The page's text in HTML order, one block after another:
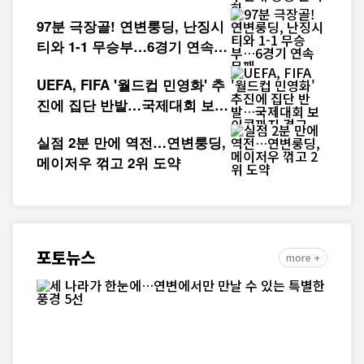
97분 극장골! 연변룽딩, 난징시
티와 1-1 무승부…6경기 연속
UEFA, FIFA '월드컵 민영화' 추
진에 집단 반발…국제대회 보이
실점 2분 만에 역전…연변룽딩,
메이저우 꺾고 2위 도약
포토뉴스 more +